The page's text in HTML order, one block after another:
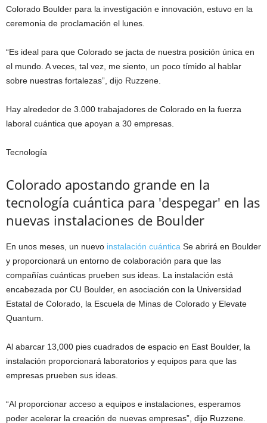
Colorado Boulder para la investigación e innovación, estuvo en la
ceremonia de proclamación el lunes.
“Es ideal para que Colorado se jacta de nuestra posición única en
el mundo. A veces, tal vez, me siento, un poco tímido al hablar
sobre nuestras fortalezas”, dijo Ruzzene.
Hay alrededor de 3.000 trabajadores de Colorado en la fuerza
laboral cuántica que apoyan a 30 empresas.
Tecnología
Colorado apostando grande en la
tecnología cuántica para 'despegar' en las
nuevas instalaciones de Boulder
En unos meses, un nuevo instalación cuántica Se abrirá en Boulder
y proporcionará un entorno de colaboración para que las
compañías cuánticas prueben sus ideas. La instalación está
encabezada por CU Boulder, en asociación con la Universidad
Estatal de Colorado, la Escuela de Minas de Colorado y Elevate
Quantum.
Al abarcar 13,000 pies cuadrados de espacio en East Boulder, la
instalación proporcionará laboratorios y equipos para que las
empresas prueben sus ideas.
“Al proporcionar acceso a equipos e instalaciones, esperamos
poder acelerar la creación de nuevas empresas”, dijo Ruzzene.